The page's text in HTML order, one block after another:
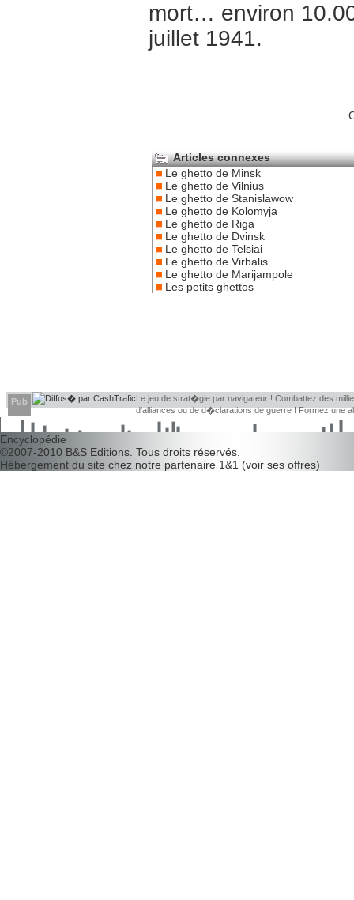
mort… environ
juillet 1941.
Articles connexes
Le ghetto de Minsk
Le ghetto de Vilnius
Le ghetto de Stanislawow
Le ghetto de Kolomyja
Le ghetto de Riga
Le ghetto de Dvinsk
Le ghetto de Telsiai
Le ghetto de Virbalis
Le ghetto de Marijampole
Les petits ghettos
Pub
Le jeu de strat�gie par navigateur ! Combattez des
d'alliances ou de d�clarations de guerre ! Formez une
d�couvrir leurs faiblesses !
Encyclopédie
©2007-2010 B&S Editions . Tous droits réservés.
Hébergement du site chez notre partenaire 1&1 (voir ses offres)